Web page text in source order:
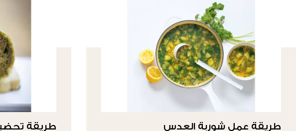
طريقة عمل شوربة العدس